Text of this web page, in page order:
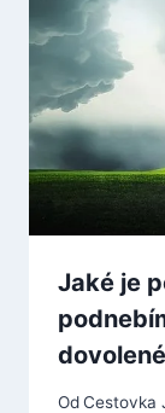
Jaké je
dovolené
OdCestovka